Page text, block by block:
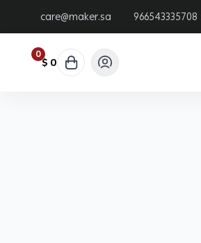
966543335708
care@maker.sa
0 0 $